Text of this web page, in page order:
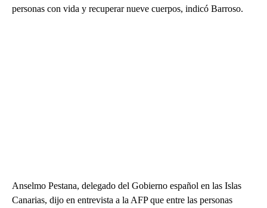
personas con vida y recuperar nueve cuerpos, indicó Barroso.
Anselmo Pestana, delegado del Gobierno español en las Islas
Canarias, dijo en entrevista a la AFP que entre las personas